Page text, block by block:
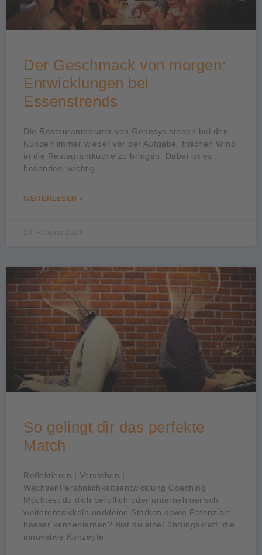
Der Geschmack von morgen:
Entwicklungen bei
Essenstrends
Die Restaurantberater von Genesys stehen bei den
Kunden immer wieder vor der Aufgabe, frischen Wind
in die Restaurantküche zu bringen. Dabei ist es
besondesr wichtig,
WEITERLESEN »
20. Februar 2024
So gelingt dir das perfekte
Match
Reflektieren | Verstehen |
WachsenPersönlichkeitsentwicklung Coaching
Möchtest du dich beruflich oder unternehmerisch
weiterentwickeln unddeine Stärken sowie Potenziale
besser kennenlernen? Bist du eineFührungskraft, die
innovative Konzepte